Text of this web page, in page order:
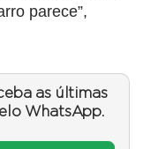
parece”,
as últimas
WhatsApp.